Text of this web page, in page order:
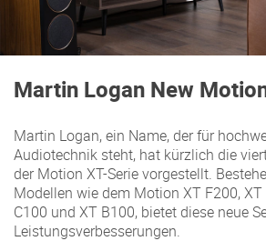
Martin Logan New
Martin Logan, ein Name, der für
Audiotechnik steht, hat kürzlich die
der Motion XT-Serie vorgestellt.
Modellen wie dem Motion XT F200, XT
C100 und XT B100, bietet diese neue
Leistungsverbesserungen.